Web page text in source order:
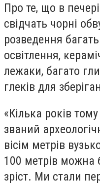
Про те, що в
свідчать чорні
розведення багать
освітлення,
лежаки, багато
глеків для
«Кілька років
званий
вісім метрів
100 метрів можна
зріст. Ми стали